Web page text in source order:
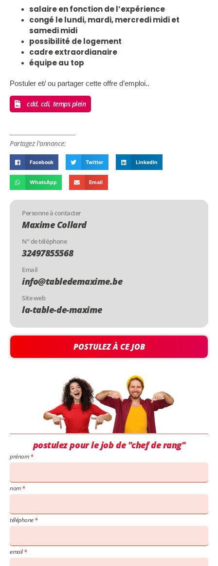
salaire en fonction de l’expérience
congé le lundi, mardi, mercredi midi et
samedi midi
possibilité de logement
cadre extraordianaire
équipe au top
Postuler et/ ou partager cette offre d’emploi..
cdd, cdi, temps plein
Partagez l'annonce:
Facebook Twitter LinkedIn
WhatsApp Email
Personne à contacter
Maxime Collard
N° de téléphone
32497855568
Email
info@tabledemaxime.be
Site web
la-table-de-maxime
POSTULEZ À CE JOB
postulez pour le job de "chef de rang"
prénom
nom
téléphone
email